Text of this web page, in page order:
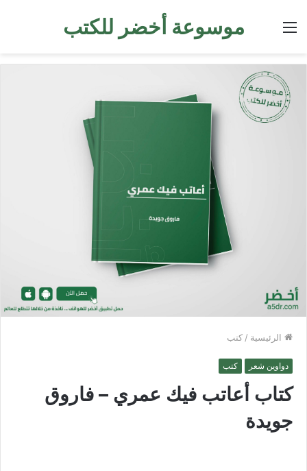
موسوعة أخضر للكتب القائمة
الرئيسية / كتب
دواوين شعر كتب
كتاب أعاتب فيك عمري – فاروق
جويدة